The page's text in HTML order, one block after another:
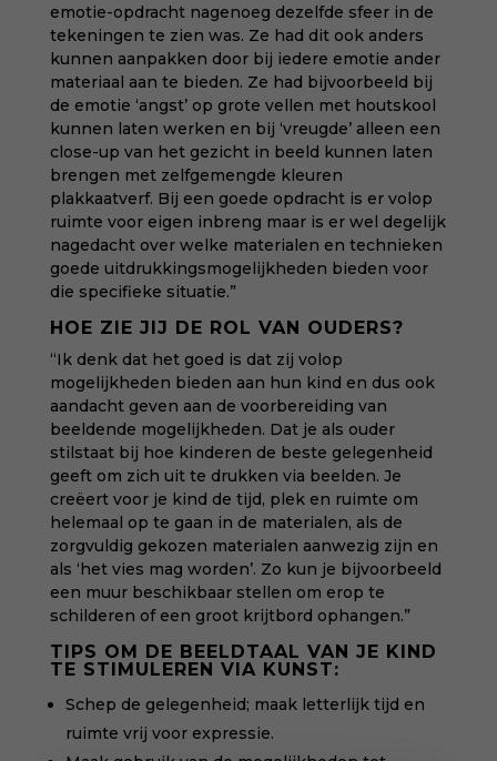
emotie-opdracht nagenoeg dezelfde sfeer in de
tekeningen te zien was. Ze had dit ook anders
kunnen aanpakken door bij iedere emotie ander
materiaal aan te bieden. Ze had bijvoorbeeld bij
de emotie ‘angst’ op grote vellen met houtskool
kunnen laten werken en bij ‘vreugde’ alleen een
close-up van het gezicht in beeld kunnen laten
brengen met zelfgemengde kleuren
plakkaatverf. Bij een goede opdracht is er volop
ruimte voor eigen inbreng maar is er wel degelijk
nagedacht over welke materialen en technieken
goede uitdrukkingsmogelijkheden bieden voor
die specifieke situatie.”
HOE ZIE JIJ DE ROL VAN OUDERS?
“Ik denk dat het goed is dat zij volop
mogelijkheden bieden aan hun kind en dus ook
aandacht geven aan de voorbereiding van
beeldende mogelijkheden. Dat je als ouder
stilstaat bij hoe kinderen de beste gelegenheid
geeft om zich uit te drukken via beelden. Je
creëert voor je kind de tijd, plek en ruimte om
helemaal op te gaan in de materialen, als de
zorgvuldig gekozen materialen aanwezig zijn en
als ‘het vies mag worden’. Zo kun je bijvoorbeeld
een muur beschikbaar stellen om erop te
schilderen of een groot krijtbord ophangen.”
TIPS OM DE BEELDTAAL VAN JE KIND
TE STIMULEREN VIA KUNST:
Schep de gelegenheid; maak letterlijk tijd en
ruimte vrij voor expressie.